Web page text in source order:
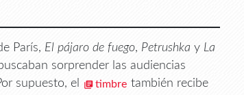
París, El pájaro de fuego, Petrushka y La
sorprender las audiencias
supuesto, el
timbre también recibe